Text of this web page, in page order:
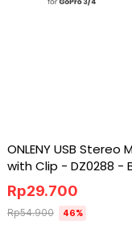
ONLENY USB
with Clip - DZ0288 -
Rp29.700
Rp54.900 46%